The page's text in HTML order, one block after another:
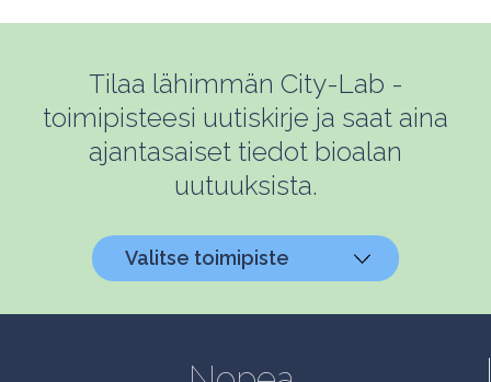
Tilaa lähimmän City-Lab -
toimipisteesi uutiskirje ja saat aina
ajantasaiset tiedot bioalan
uutuuksista.
Valitse toimipiste
Helsinki, Biokeskus 1